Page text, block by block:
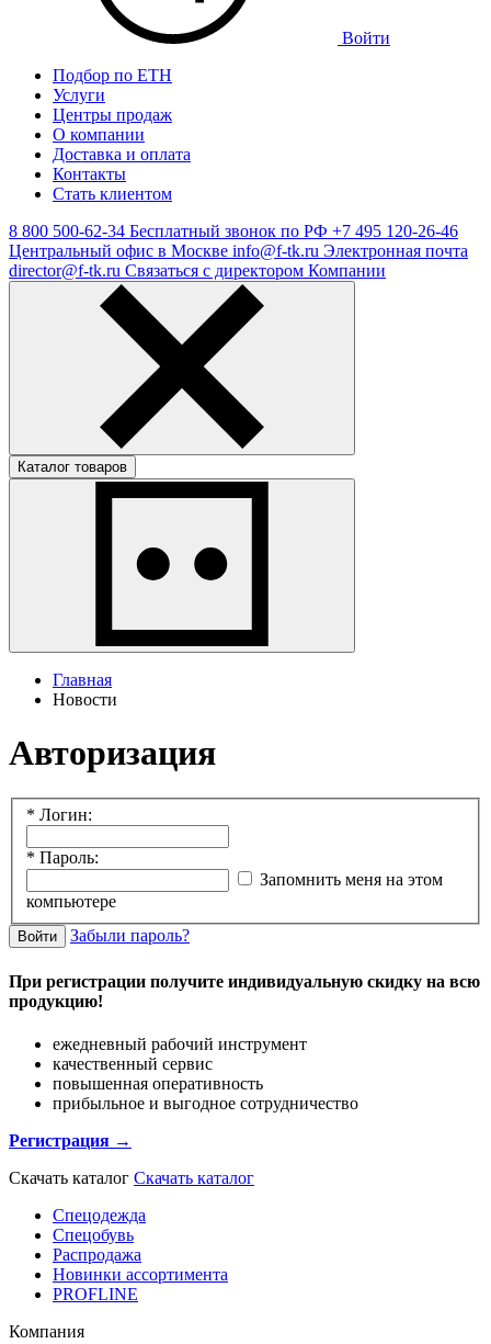
Войти
Подбор по ЕТН
Услуги
Центры продаж
О компании
Доставка и оплата
Контакты
Стать клиентом
8 800 500-62-34 Бесплатный звонок по РФ +7 495 120-26-46
Центральный офис в Москве info@f-tk.ru Электронная почта
director@f-tk.ru Связаться с директором Компании
Каталог товаров
Главная
Новости
Авторизация
* Логин:
* Пароль:
Запомнить меня на этом
компьютере
Войти Забыли пароль?
При регистрации получите индивидуальную скидку на всю
продукцию!
ежедневный рабочий инструмент
качественный сервис
повышенная оперативность
прибыльное и выгодное сотрудничество
Регистрация →
Скачать каталог Скачать каталог
Спецодежда
Спецобувь
Распродажа
Новинки ассортимента
PROFLINE
Компания